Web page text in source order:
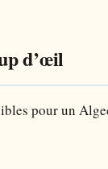
d’œil
pour un